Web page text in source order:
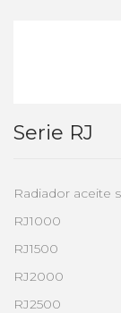
Serie RJ
Radiador aceite
RJ1000
RJ1500
RJ2000
RJ2500